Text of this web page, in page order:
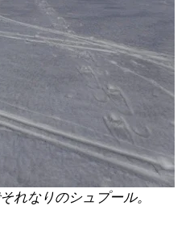
れなりのシュプール。